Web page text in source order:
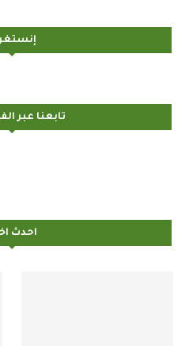
تابعنا عبر
احدث